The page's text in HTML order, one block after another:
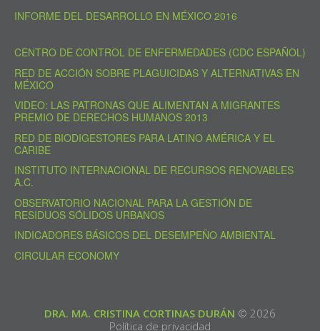
INFORME DEL DESARROLLO EN MÉXICO 2016
CENTRO DE CONTROL DE ENFERMEDADES (CDC ESPAÑOL)
RED DE ACCIÓN SOBRE PLAGUICIDAS Y ALTERNATIVAS EN
MÉXICO
VIDEO: LAS PATRONAS QUE ALIMENTAN A MIGRANTES
PREMIO DE DERECHOS HUMANOS 2013
RED DE BIODIGESTORES PARA LATINO AMÉRICA Y EL
CARIBE
INSTITUTO INTERNACIONAL DE RECURSOS RENOVABLES
A.C.
OBSERVATORIO NACIONAL PARA LA GESTIÓN DE
RESIDUOS SÓLIDOS URBANOS
INDICADORES BÁSICOS DEL DESEMPEÑO AMBIENTAL
CIRCULAR ECONOMY
DRA. MA. CRISTINA CORTINAS DURÁN © 2026
Política de privacidad